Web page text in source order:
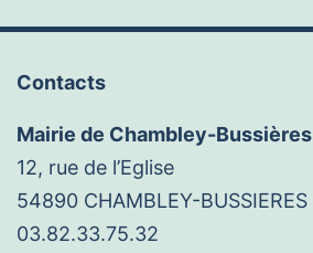
Contacts
Mairie de Chambley-Bussières
12, rue de l’Eglise
54890 CHAMBLEY-BUSSIERES
03.82.33.75.32